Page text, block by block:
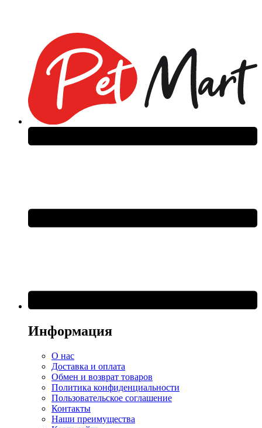
Информация
О нас
Доставка и оплата
Обмен и возврат товаров
Политика конфиденциальности
Пользовательское соглашение
Контакты
Наши преимущества